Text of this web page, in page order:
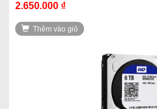
2.650.000 ₫
Thêm vào giỏ